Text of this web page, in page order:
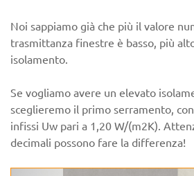
Noi sappiamo già che più il valore
trasmittanza finestre è basso, più
isolamento.
Se vogliamo avere un elevato
sceglieremo il primo serramento,
infissi Uw pari a 1,20 W/(m2K).
decimali possono fare la differenza!